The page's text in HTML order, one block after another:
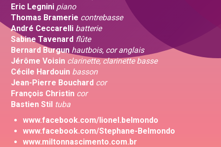
Eric Legnini piano
Thomas Bramerie contrebasse
André Ceccarelli batterie
Sabine Tavenard flûte
Bernard Burgun hautbois, cor anglais
Jérôme Voisin clarinette, clarinette basse
Cécile Hardouin basson
Jean-Pierre Bouchard cor
François Christin cor
Bastien Stil tuba
www.facebook.com/lionel.belmondo
www.facebook.com/Stephane-Belmondo
www.miltonnascimento.com.br